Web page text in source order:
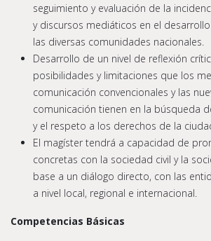
seguimiento y evaluación de la
y discursos mediáticos en el
las diversas comunidades nacionales.
Desarrollo de un nivel de reflexión
posibilidades y limitaciones que los
comunicación convencionales y las
comunicación tienen en la búsqueda
y el respeto a los derechos de la
El magíster tendrá a capacidad de
concretas con la sociedad civil y la
base a un diálogo directo, con las
a nivel local, regional e internacional.
Competencias Básicas